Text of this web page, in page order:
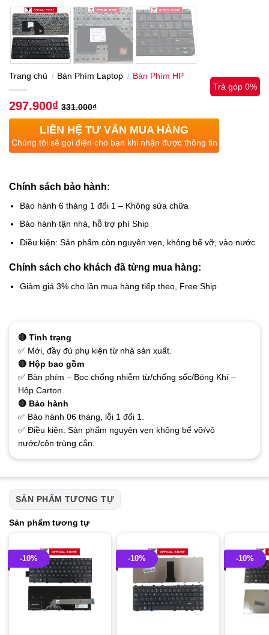
Trang chủ / Bàn Phím Laptop / Bàn Phím HP
297.900₫ 331.000₫
Trả góp 0%
LIÊN HỆ TƯ VẤN MUA HÀNG
Chúng tôi sẽ gọi điện cho bạn khi nhận được thông tin
Chính sách bảo hành:
Bảo hành 6 tháng 1 đổi 1 – Không sửa chữa
Bảo hành tận nhà, hỗ trợ phí Ship
Điều kiện: Sản phẩm còn nguyên vẹn, không bể vỡ, vào nước
Chính sách cho khách đã từng mua hàng:
Giảm giá 3% cho lần mua hàng tiếp theo, Free Ship
🔴 Tình trạng
✅ Mới, đầy đủ phụ kiện từ nhà sản xuất.
🔴 Hộp bao gồm
✅ Bàn phím – Bọc chống nhiễm từ/chống sốc/Bóng Khí –
Hộp Carton.
🔴 Bảo hành
✅ Bảo hành 06 tháng, lỗi 1 đổi 1.
✅ Điều kiện: Sản phẩm nguyên vẹn không bể vỡ/vô
nước/côn trùng cắn.
SẢN PHẨM TƯƠNG TỰ
Sản phẩm tương tự
-10% -10% -10%